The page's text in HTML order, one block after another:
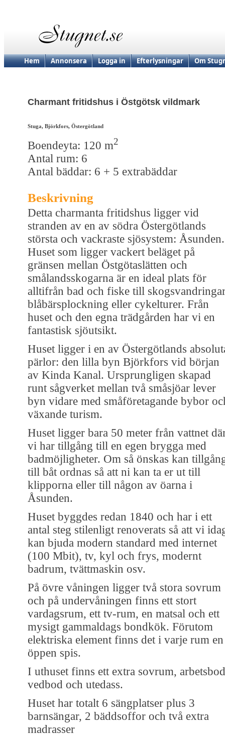
Hem Annonsera Logga in Efterlysningar Om
Charmant fritidshus i Östgötsk vildmark
Stuga, Björkfors, Östergötland
Boendeyta: 120 m2
Antal rum: 6
Antal bäddar: 6 + 5 extrabäddar
Beskrivning
Detta charmanta fritidshus ligger vid
stranden av en av södra Östergötlands
största och vackraste sjösystem: Åsunden.
Huset som ligger vackert beläget på
gränsen mellan Östgötaslätten och
smålandsskogarna är en ideal plats för
alltifrån bad och fiske till
blåbärsplockning eller cykelturer. Från
huset och den egna trädgården har vi en
fantastisk sjöutsikt.
Huset ligger i en av Östergötlands
pärlor: den lilla byn Björkfors vid början
av Kinda Kanal. Ursprungligen skapad
runt sågverket mellan två småsjöar lever
byn vidare med småföretagande bybor
växande turism.
Huset ligger bara 50 meter från vattnet
vi har tillgång till en egen brygga med
badmöjligheter. Om så önskas kan
till båt ordnas så att ni kan ta er ut till
klipporna eller till någon av öarna i
Åsunden.
Huset byggdes redan 1840 och har i ett
antal steg stilenligt renoverats så att vi
kan bjuda modern standard med internet
(100 Mbit), tv, kyl och frys, modernt
badrum, tvättmaskin osv.
På övre våningen ligger två stora sovrum
och på undervåningen finns ett stort
vardagsrum, ett tv-rum, en matsal och ett
mysigt gammaldags bondkök. Förutom
elektriska element finns det i varje rum en
öppen spis.
I uthuset finns ett extra sovrum,
vedbod och utedass.
Huset har totalt 6 sängplatser plus 3
barnsängar, 2 bäddsoffor och två extra
madrasser